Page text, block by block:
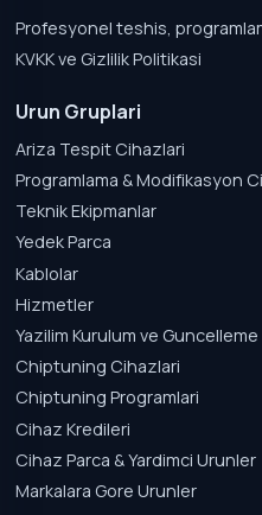
Profesyonel teshis,
KVKK ve Gizlilik Politikasi
Urun Gruplari
Ariza Tespit Cihazlari
Programlama & Modifikasyon
Teknik Ekipmanlar
Yedek Parca
Kablolar
Hizmetler
Yazilim Kurulum ve Guncelleme
Chiptuning Cihazlari
Chiptuning Programlari
Cihaz Kredileri
Cihaz Parca & Yardimci Urunler
Markalara Gore Urunler